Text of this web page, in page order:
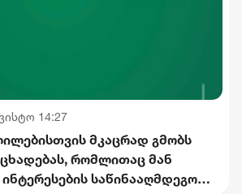
14:27
მკაცრად გმობს
რომლითაც მან
საწინააღმდეგოდ